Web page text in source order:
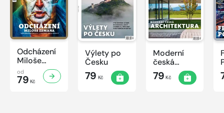
Odcházení
Miloše
Zemana
od
79 Kč
Výlety po
Česku
79 Kč
Moderní
česká
architektura
79 Kč